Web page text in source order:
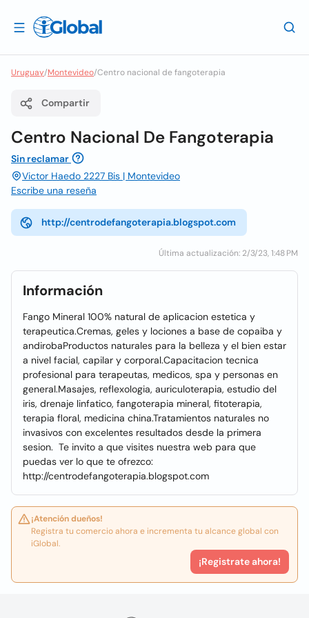
Uruguay/Montevideo/Centro nacional de fangoterapia
Compartir
Centro Nacional De Fangoterapia
Sin reclamar
Victor Haedo 2227 Bis | Montevideo
Escribe una reseña
http://centrodefangoterapia.blogspot.com
Última actualización: 2/3/23, 1:48 PM
Información
Fango Mineral 100% natural de aplicacion estetica y
terapeutica.Cremas, geles y lociones a base de copaiba y
andirobaProductos naturales para la belleza y el bien estar
a nivel facial, capilar y corporal.Capacitacion tecnica
profesional para terapeutas, medicos, spa y personas en
general.Masajes, reflexologia, auriculoterapia, estudio del
iris, drenaje linfatico, fangoterapia mineral, fitoterapia,
terapia floral, medicina china.Tratamientos naturales no
invasivos con excelentes resultados desde la primera
sesion. Te invito a que visites nuestra web para que
puedas ver lo que te ofrezco:
http://centrodefangoterapia.blogspot.com
¡Atención dueños!
Registra tu comercio ahora e incrementa tu alcance global con
iGlobal.
¡Registrate ahora!